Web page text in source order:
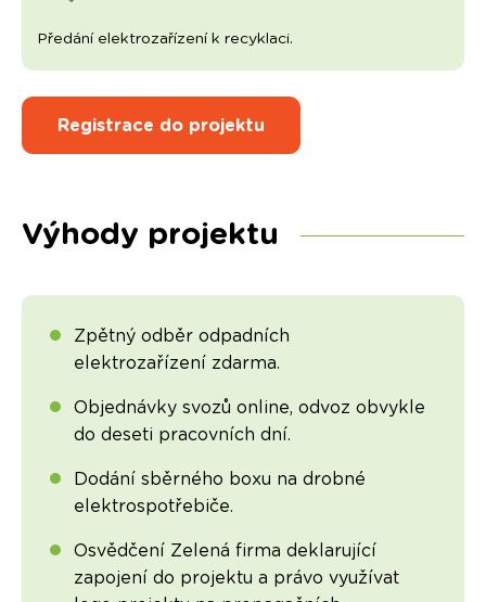
Předání elektrozařízení k recyklaci.
Registrace do projektu
Výhody projektu
Zpětný odběr odpadních
elektrozařízení zdarma.
Objednávky svozů online, odvoz obvykle
do deseti pracovních dní.
Dodání sběrného boxu na drobné
elektrospotřebiče.
Osvědčení Zelená firma deklarující
zapojení do projektu a právo využívat